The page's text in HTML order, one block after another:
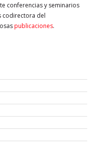
conferencias y seminarios
codirectora del
publicaciones.